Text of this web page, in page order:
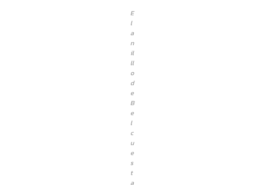
E
l
a
n
il
ll
o
d
e
B
e
l
c
u
e
s
t
a